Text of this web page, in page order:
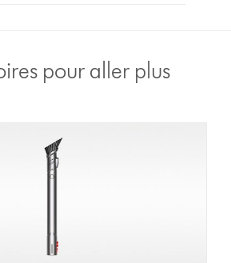
pour aller plus